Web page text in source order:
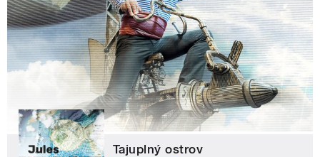
Tajuplný ostrov